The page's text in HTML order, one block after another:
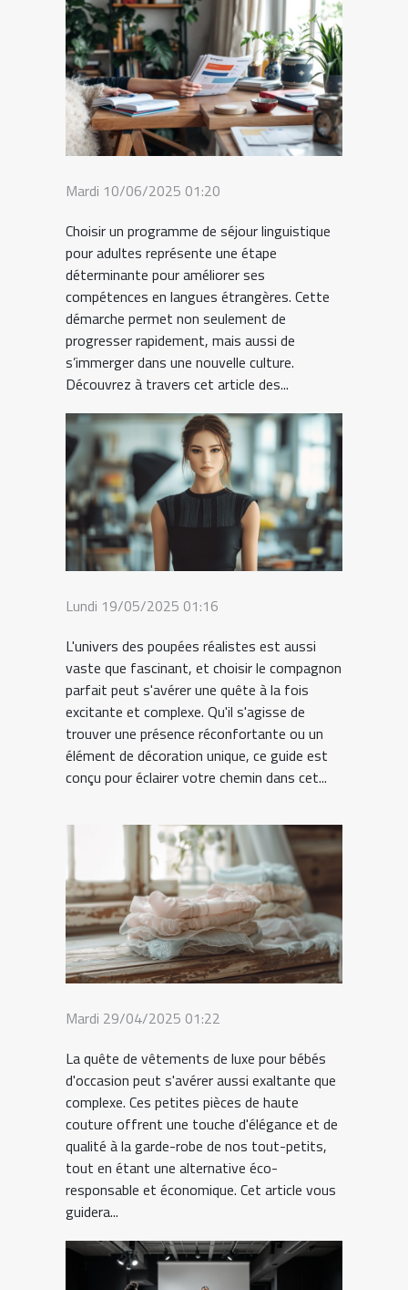
Mardi 10/06/2025 01:20
Choisir un programme de séjour linguistique
pour adultes représente une étape
déterminante pour améliorer ses
compétences en langues étrangères. Cette
démarche permet non seulement de
progresser rapidement, mais aussi de
s’immerger dans une nouvelle culture.
Découvrez à travers cet article des...
Lundi 19/05/2025 01:16
L'univers des poupées réalistes est aussi
vaste que fascinant, et choisir le compagnon
parfait peut s'avérer une quête à la fois
excitante et complexe. Qu'il s'agisse de
trouver une présence réconfortante ou un
élément de décoration unique, ce guide est
conçu pour éclairer votre chemin dans cet...
Mardi 29/04/2025 01:22
La quête de vêtements de luxe pour bébés
d'occasion peut s'avérer aussi exaltante que
complexe. Ces petites pièces de haute
couture offrent une touche d'élégance et de
qualité à la garde-robe de nos tout-petits,
tout en étant une alternative éco-
responsable et économique. Cet article vous
guidera...